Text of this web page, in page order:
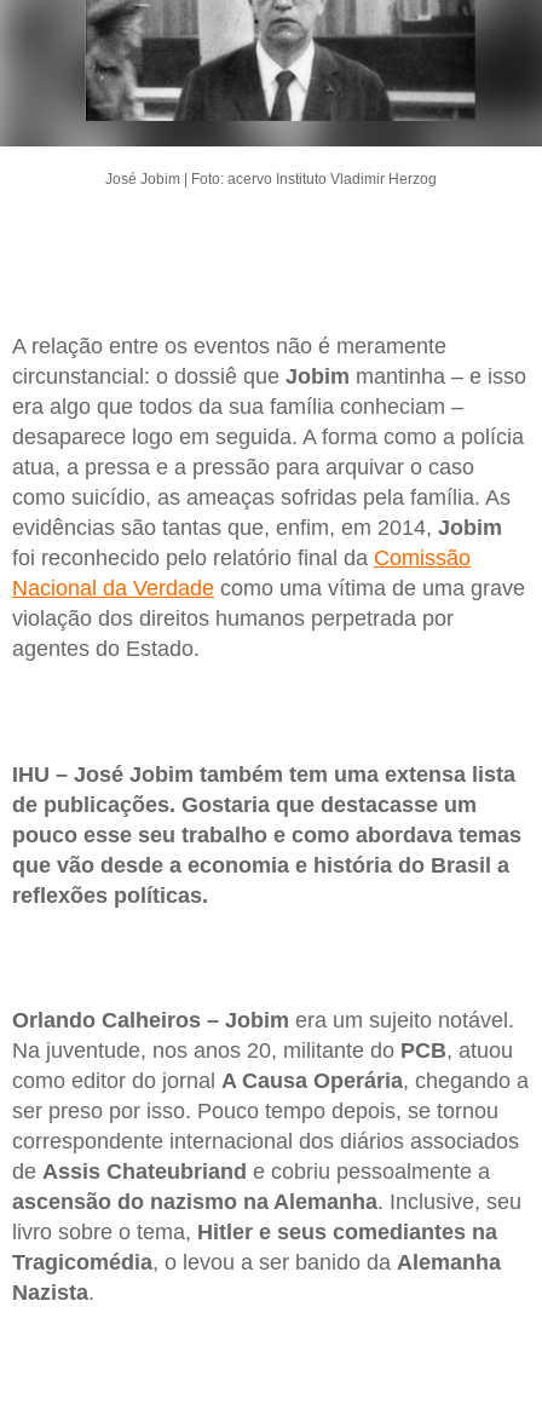
José Jobim | Foto: acervo Instituto Vladimir Herzog
A relação entre os eventos não é meramente
circunstancial: o dossiê que Jobim mantinha – e isso
era algo que todos da sua família conheciam –
desaparece logo em seguida. A forma como a polícia
atua, a pressa e a pressão para arquivar o caso
como suicídio, as ameaças sofridas pela família. As
evidências são tantas que, enfim, em 2014, Jobim
foi reconhecido pelo relatório final da Comissão
Nacional da Verdade como uma vítima de uma grave
violação dos direitos humanos perpetrada por
agentes do Estado.
IHU – José Jobim também tem uma extensa lista
de publicações. Gostaria que destacasse um
pouco esse seu trabalho e como abordava temas
que vão desde a economia e história do Brasil a
reflexões políticas.
Orlando Calheiros – Jobim era um sujeito notável.
Na juventude, nos anos 20, militante do PCB, atuou
como editor do jornal A Causa Operária, chegando a
ser preso por isso. Pouco tempo depois, se tornou
correspondente internacional dos diários associados
de Assis Chateubriand e cobriu pessoalmente a
ascensão do nazismo na Alemanha. Inclusive, seu
livro sobre o tema, Hitler e seus comediantes na
Tragicomédia, o levou a ser banido da Alemanha
Nazista.